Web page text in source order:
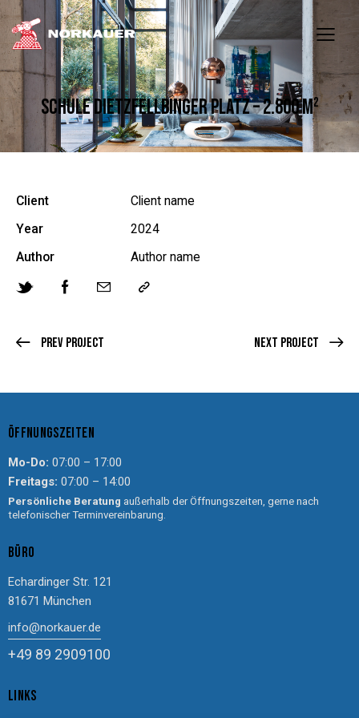
SCHULE DIETZFELLBINGER PLATZ – 2.800 M²
Client
Client name
Year
2024
Author
Author name
Prev Project Next Project
ÖFFNUNGSZEITEN
Mo-Do: 07:00 – 17:00
Freitags: 07:00 – 14:00
Persönliche Beratung außerhalb der Öffnungszeiten, gerne nach
telefonischer Terminvereinbarung.
BÜRO
Echardinger Str. 121
81671 München
info@norkauer.de
+49 89 2909100
LINKS